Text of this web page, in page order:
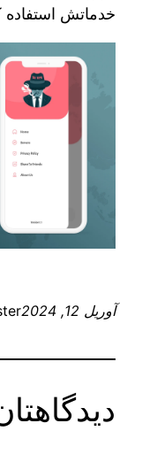
خدماتش استفاده
آوریل 12, 2024